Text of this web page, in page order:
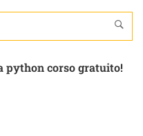
python corso gratuito!